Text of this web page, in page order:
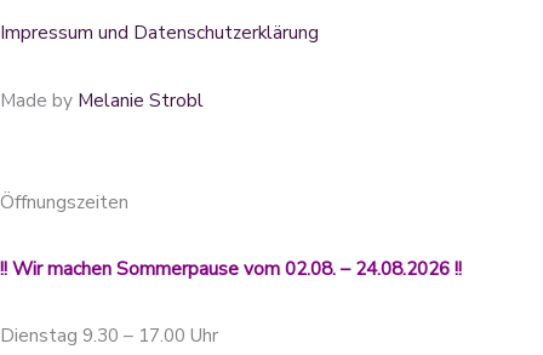
Impressum und Datenschutzerklärung
Made by Melanie Strobl
Öffnungszeiten
!! Wir machen Sommerpause vom 02.08. – 24.08.2026 !!
Dienstag 9.30 – 17.00 Uhr